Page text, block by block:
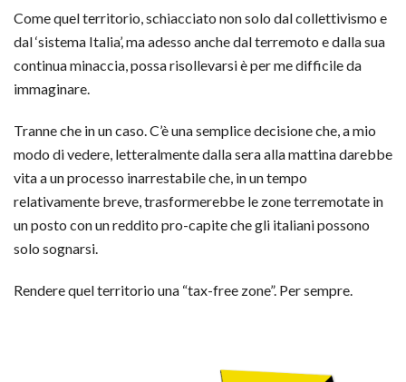
Come quel territorio, schiacciato non solo dal collettivismo e
dal ‘sistema Italia’, ma adesso anche dal terremoto e dalla sua
continua minaccia, possa risollevarsi è per me difficile da
immaginare.
Tranne che in un caso. C’è una semplice decisione che, a mio
modo di vedere, letteralmente dalla sera alla mattina darebbe
vita a un processo inarrestabile che, in un tempo
relativamente breve, trasformerebbe le zone terremotate in
un posto con un reddito pro-capite che gli italiani possono
solo sognarsi.
Rendere quel territorio una “tax-free zone”. Per sempre.